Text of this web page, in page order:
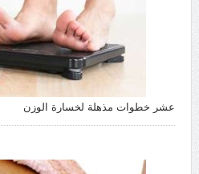
عشر خطوات مذهلة لخسارة الوزن